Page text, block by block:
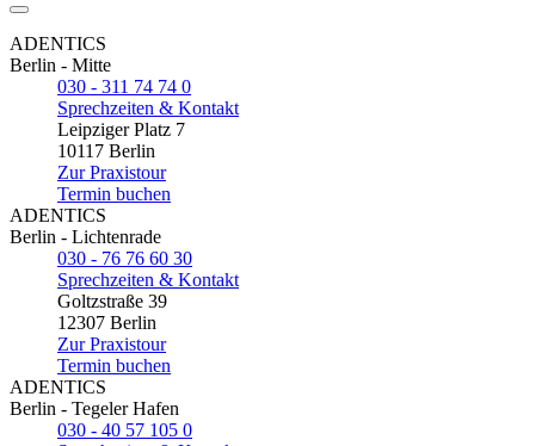
ADENTICS
Berlin - Mitte
030 - 311 74 74 0
Sprechzeiten & Kontakt
Leipziger Platz 7
10117 Berlin
Zur Praxistour
Termin buchen
ADENTICS
Berlin - Lichtenrade
030 - 76 76 60 30
Sprechzeiten & Kontakt
Goltzstraße 39
12307 Berlin
Zur Praxistour
Termin buchen
ADENTICS
Berlin - Tegeler Hafen
030 - 40 57 105 0